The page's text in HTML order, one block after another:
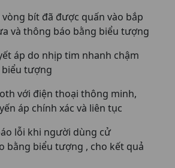
bít đã được quấn vào bắp
và thông báo bằng biểu tượng
áp do nhịp tim nhanh chậm
tượng
với điện thoại thông minh,
áp chính xác và liên tục
lỗi khi người dùng cử
bằng biểu tượng , cho kết quả